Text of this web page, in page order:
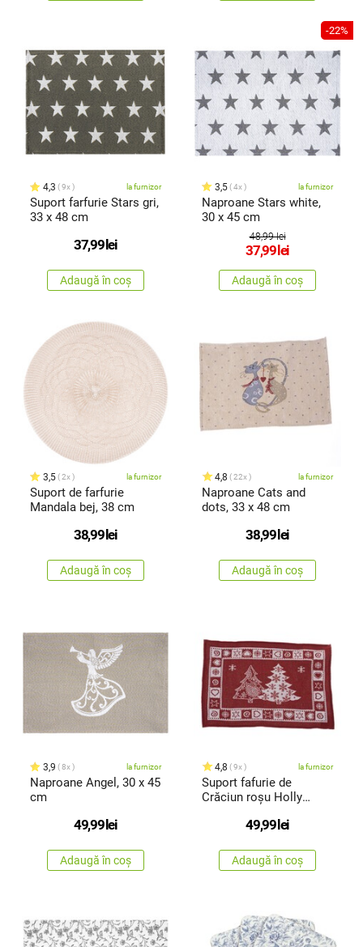
4,3 9x la furnizor
Suport farfurie Stars gri,
33 x 48 cm
37,99 lei
Adaugă în coș
-22%
3,5 4x la furnizor
Naproane Stars white,
30 x 45 cm
48,99 lei
37,99 lei
Adaugă în coș
3,5 2x la furnizor
Suport de farfurie
Mandala bej, 38 cm
38,99 lei
Adaugă în coș
4,8 22x la furnizor
Naproane Cats and
dots, 33 x 48 cm
38,99 lei
Adaugă în coș
3,9 8x la furnizor
Naproane Angel, 30 x 45
cm
49,99 lei
Adaugă în coș
4,8 9x la furnizor
Suport fafurie de
Crăciun roșu Holly
49,99 lei
Adaugă în coș